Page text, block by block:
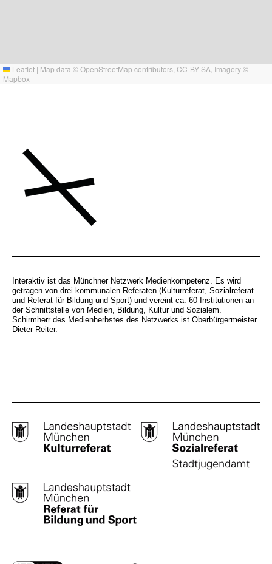
Leaflet | Map data ©OpenStreetMap contributors, CC-BY-SA , Imagery ©
Mapbox
Interaktiv ist das Münchner Netzwerk Medienkompetenz. Es wird
getragen von drei kommunalen Referaten (Kulturreferat, Sozialreferat
und Referat für Bildung und Sport) und vereint ca. 60 Institutionen an
der Schnittstelle von Medien, Bildung, Kultur und Sozialem.
Schirmherr des Medienherbstes des Netzwerks ist Oberbürgermeister
Dieter Reiter.